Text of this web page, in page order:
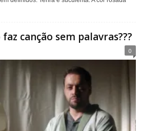
canção sem palavras???
0